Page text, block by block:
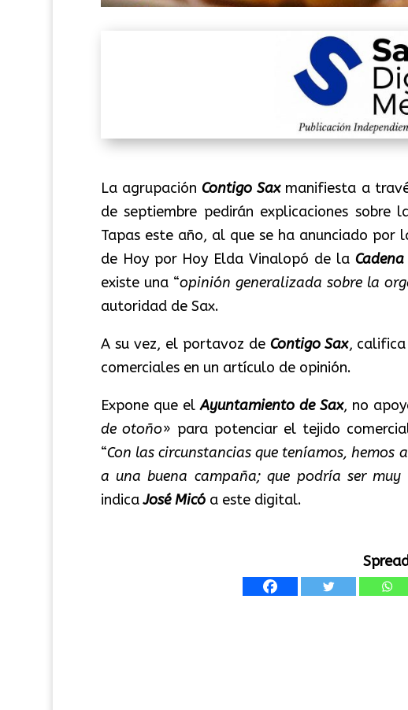
La agrupaciónContigo Saxmanifiesta a
de septiembre pedirán explicaciones
Tapas este año, al que se ha anunciado
de Hoy por Hoy Elda Vinalopó de la Cadena
existe una “opinión generalizada sobre la
autoridad de Sax.
A su vez, el portavoz de Contigo Sax,
comerciales en un artículo de opinión.
Expone que elAyuntamiento de Sax, no
de otoño» para potenciar el tejido
“Con las circunstancias que teníamos,
a una buena campaña; que podría ser
indicaJosé Micóa este digital.